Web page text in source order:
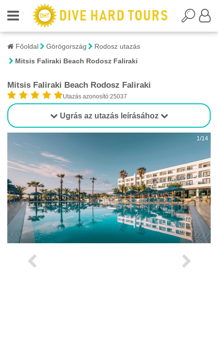
Főoldal Görögország
Rodosz utazás
Mitsis Faliraki Beach Rodosz Faliraki
Mitsis Faliraki Beach Rodosz Faliraki
Utazás azonosító:25037
Ugrás az utazás leírásához
1/14